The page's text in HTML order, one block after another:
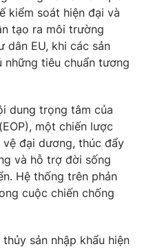
động sản
lòng Việt
kiểm soát hiện đại và
tạo ra môi trường
dân EU, khi các sản
những tiêu chuẩn tương
dung trọng tâm của
một chiến lược
đại dương, thúc đẩy
và hỗ trợ đời sống
Hệ thống trên phản
cuộc chiến chống
sản nhập khẩu hiện